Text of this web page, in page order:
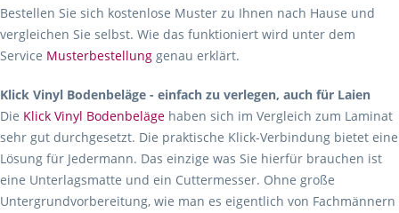
Bestellen Sie sich kostenlose Muster zu Ihnen nach Hause und
vergleichen Sie selbst. Wie das funktioniert wird unter dem
Service Musterbestellung genau erklärt.
Klick Vinyl Bodenbeläge - einfach zu verlegen, auch für Laien
Die Klick Vinyl Bodenbeläge haben sich im Vergleich zum Laminat
sehr gut durchgesetzt. Die praktische Klick-Verbindung bietet eine
Lösung für Jedermann. Das einzige was Sie hierfür brauchen ist
eine Unterlagsmatte und ein Cuttermesser. Ohne große
Untergrundvorbereitung, wie man es eigentlich von Fachmännern